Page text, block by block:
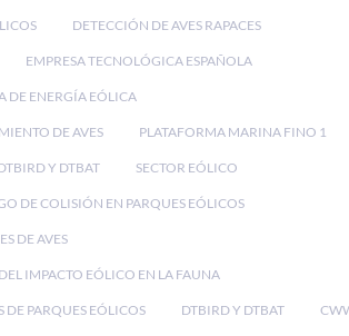
DETECCIÓN DE AVES RAPACES
EMPRESA TECNOLÓGICA ESPAÑOLA
DE ENERGÍA EÓLICA
DE AVES PLATAFORMA MARINA FINO 1
Y DTBAT SECTOR EÓLICO
DE COLISIÓN EN PARQUES EÓLICOS
DE AVES
IMPACTO EÓLICO EN LA FAUNA
DE PARQUES EÓLICOS DTBIRD Y DTBAT